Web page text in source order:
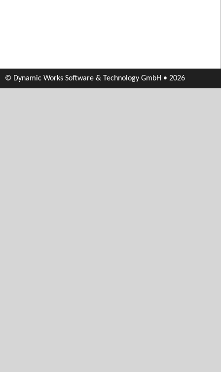
© Dynamic Works Software & Technology GmbH • 2026